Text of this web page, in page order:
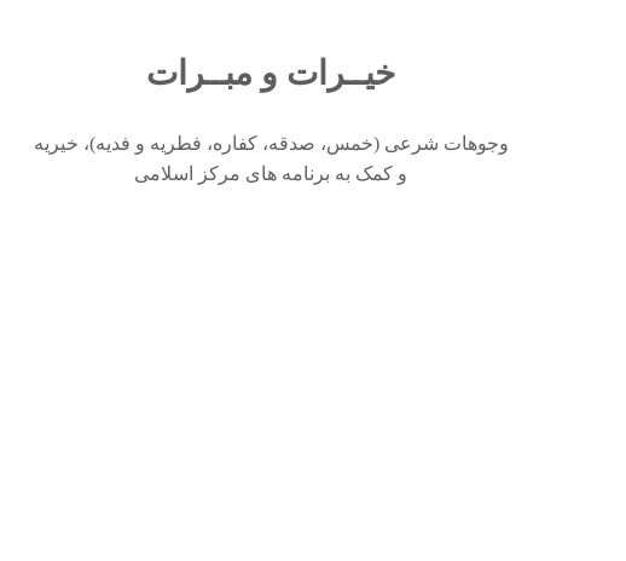
خیــرات و مبــرات
وجوهات شرعی (خمس، صدقه، کفاره، فطریه و فدیه)، خیریه
و کمک به برنامه های مرکز اسلامی